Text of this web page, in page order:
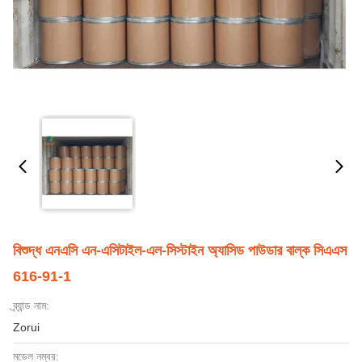
বিশুদ্ধ এনএসি এন-এসিটাইল-এল-সিস্টাইন অ্যাসিড পাউডার বাল্ক সিএএস
616-91-1
ব্র্যান্ড নাম:
Zorui
মডেল নম্বর: